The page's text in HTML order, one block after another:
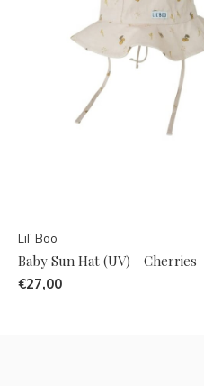
Lil' Boo
Baby Sun Hat (UV) - Cherries
€27,00